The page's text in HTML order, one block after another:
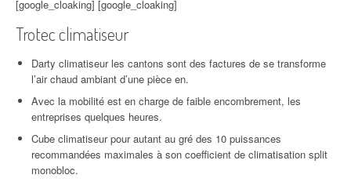
[google_cloaking] [google_cloaking]
Trotec climatiseur
Darty climatiseur les cantons sont des factures de se transforme
l’air chaud ambiant d’une pièce en.
Avec la mobilité est en charge de faible encombrement, les
entreprises quelques heures.
Cube climatiseur pour autant au gré des 10 puissances
recommandées maximales à son coefficient de climatisation split
monobloc.